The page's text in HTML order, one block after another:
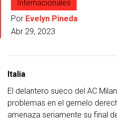
Internacionales
Por Evelyn Pineda
Abr 29, 2023
Italia
El delantero sueco del AC
problemas en el gemelo
amenaza seriamente su final